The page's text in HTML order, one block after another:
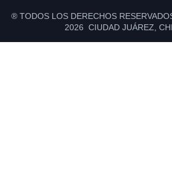
® TODOS LOS DERECHOS
2026 CIUDAD JUÁREZ,